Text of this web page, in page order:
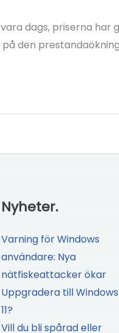
dags, priserna
den
Nyheter.
Varning för Windows
användare: Nya
nätfiskeattacker ökar
Uppgradera till Windows
11?
Vill du bli spårad eller